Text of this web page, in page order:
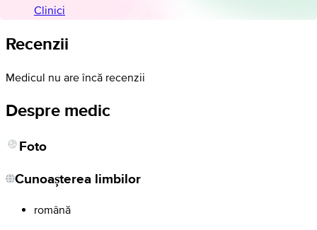
Clinici
Recenzii
Medicul nu are încă recenzii
Despre medic
Foto
Cunoașterea limbilor
română